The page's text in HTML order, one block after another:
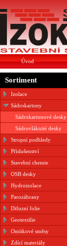
Úvod
Sortiment
Izolace
Sádrokartony
Sádrokartonové desky
Sádrovláknité desky
Stropní podhledy
Příslušenství
Stavební chemie
OSB desky
Hydroizolace
Parozábrany
Difuzní folie
Geotextilie
Omítkové směsy
Zdící materiály